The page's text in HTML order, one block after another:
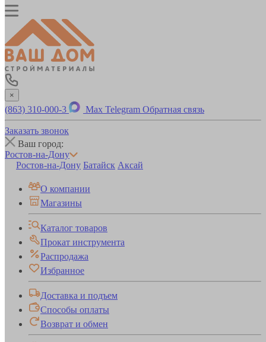
×
(863) 310-000-3 Max Telegram Обратная связь
Заказать звонок
Ваш город:
Ростов-на-Дону
Ростов-на-Дону Батайск Аксай
О компании
Магазины
Каталог товаров
Прокат инструмента
Распродажа
Избранное
Доставка и подъем
Способы оплаты
Возврат и обмен